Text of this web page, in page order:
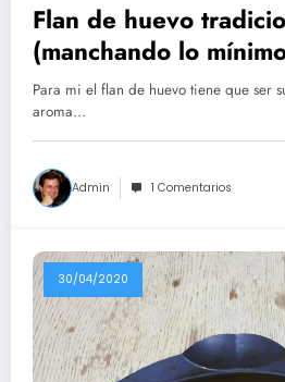
Flan de huevo
(manchando lo
Para mi el flan de huevo tiene que ser
aroma…
Admin 1 Comentarios
30/04/2020